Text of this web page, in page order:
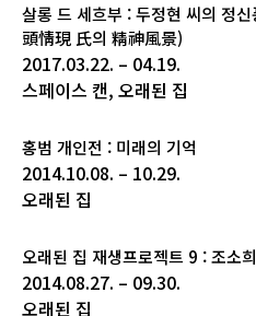
살롱 드 세흐부 : 두정현 씨의 정
頭情現 氏의 精神風景)
2017.03.22. – 04.19.
스페이스 캔, 오래된 집
홍범 개인전 : 미래의 기억
2014.10.08. – 10.29.
오래된 집
오래된 집 재생프로젝트 9 : 조소
2014.08.27. – 09.30.
오래된 집